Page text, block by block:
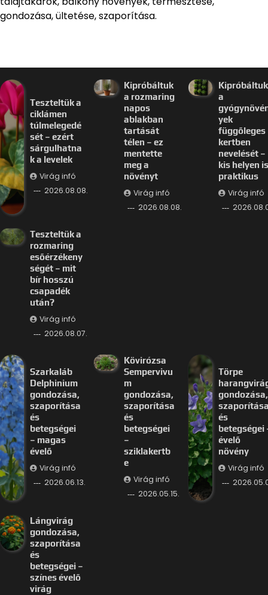
gondozása, ültetése, szaporítása.
Teszteltük a
ciklámen
túlmelegedé
sét – ezért
sárgulhatna
k a levelek
Virág infó
2026.08.08.
Kipróbáltuk
a rozmaring
napos
ablakban
tartását
télen – ez
mentette
meg a
növényt
Virág infó
2026.08.08.
Kipróbáltuk
a
yek
függőleges
kertben
nevelését –
kis helyen is
praktikus
Virág infó
Teszteltük a
rozmaring
esőérzékeny
ségét – mit
bír hosszú
csapadék
után?
Virág infó
2026.08.07.
Szarkaláb
Delphinium
gondozása,
szaporítása
és
betegségei
– magas
évelő
Virág infó
2026.06.13.
Kövirózsa
Sempervivu
m
gondozása,
szaporítása
és
betegségei
–
sziklakertb
e
Virág infó
2026.05.15.
Törpe
gondozása,
és
betegségei
évelő
növény
Virág infó
Lángvirág
gondozása,
szaporítása
és
betegségei –
színes évelő
virág